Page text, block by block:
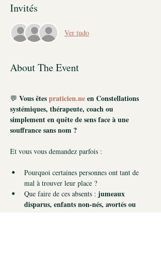
Invités
Ver tudo
About The Event
💬 Vous êtes praticien.ne en Constellations
systémiques, thérapeute, coach ou
simplement en quête de sens face à une
souffrance sans nom ?
Et vous vous demandez parfois :
Pourquoi certaines personnes ont tant de
mal à trouver leur place ?
Que faire de ces absents : jumeaux
disparus, enfants non-nés, avortés ou